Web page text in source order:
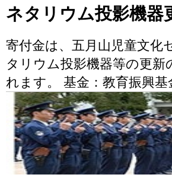
ネタリウム投影機器
寄付金は、五月山児童文化
タリウム投影機器等の更新
れます。 基金：教育振興基